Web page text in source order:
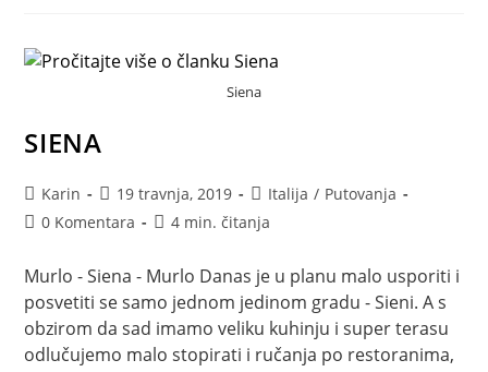
Siena
SIENA
Autor
objave:
Karin
Objava
objavljena:
19 travnja, 2019
Kategorija
objave:
Italija / Putovanja
Komentari
0 Komentara
Vrijeme
4 min. čitanja
Murlo - Siena - Murlo Danas je u planu malo usporiti i
posvetiti se samo jednom jedinom gradu - Sieni. A s
obzirom da sad imamo veliku kuhinju i super terasu
odlučujemo malo stopirati i ručanja po restoranima,